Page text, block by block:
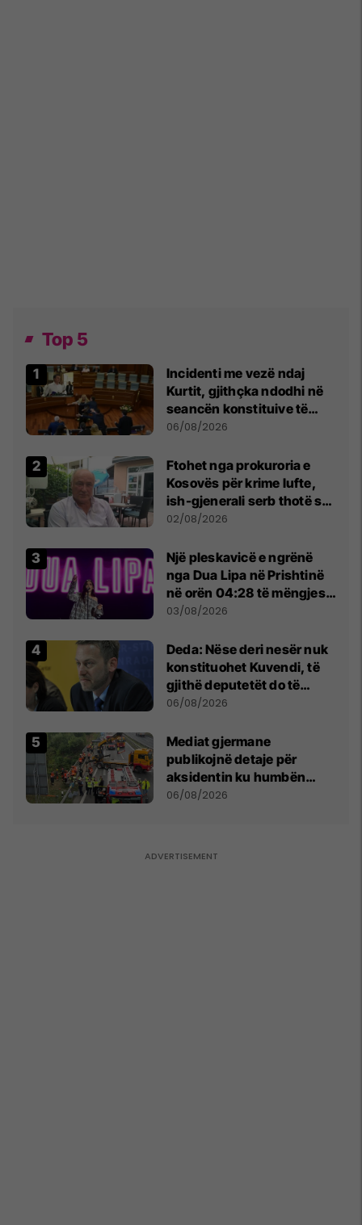
Top 5
Incidenti me vezë ndaj
Kurtit, gjithçka ndodhi në
seancën konstituive të
Kuvendit
06/08/2026
Ftohet nga prokuroria e
Kosovës për krime lufte,
ish-gjenerali serb thotë se
dikush e tradhtoi në
02/08/2026
Një pleskavicë e ngrënë
nga Dua Lipa në Prishtinë
në orën 04:28 të mëngjesit
- dhe bota digjitale serbe
03/08/2026
Deda: Nëse deri nesër nuk
konstituohet Kuvendi, të
gjithë deputetët do të
bëjnë shkelje të rëndë
06/08/2026
Mediat gjermane
publikojnë detaje për
aksidentin ku humbën
jetën tre mërgimtarë nga
06/08/2026